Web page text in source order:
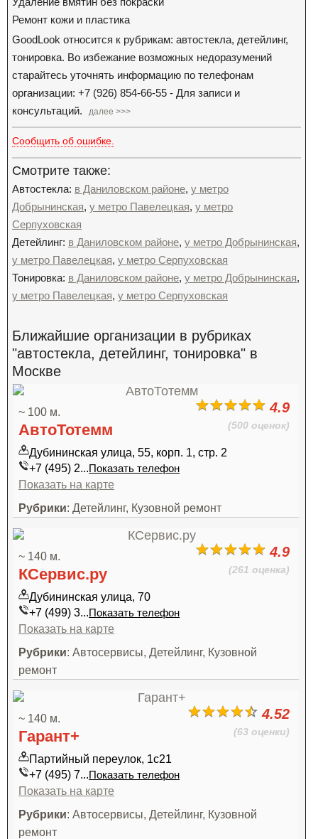
Ремонт кожи и пластика
GoodLook относится к рубрикам: автостекла, детейлинг,
тонировка. Во избежание возможных недоразумений
старайтесь уточнять информацию по телефонам
организации: +7 (926) 854-66-55 - Для записи и
консультаций.
далее >>>
Сообщить об ошибке.
Смотрите также:
Автостекла: в Даниловском районе, у метро
Добрынинская, у метро Павелецкая, у метро
Серпуховская
Детейлинг: в Даниловском районе, у метро Добрынинская,
у метро Павелецкая, у метро Серпуховская
Тонировка: в Даниловском районе, у метро Добрынинская,
у метро Павелецкая, у метро Серпуховская
Ближайшие организации в рубриках
"автостекла, детейлинг, тонировка" в
Москве
4.9
(500 оценок)
~ 100 м.
АвтоТотемм
Дубининская улица, 55, корп. 1, стр. 2
+7 (495) 2...Показать телефон
Показать на карте
Рубрики: Детейлинг, Кузовной ремонт
4.9
(261 оценка)
~ 140 м.
КСервис.ру
Дубининская улица, 70
+7 (499) 3...Показать телефон
Показать на карте
Рубрики: Автосервисы, Детейлинг, Кузовной
ремонт
4.52
(63 оценки)
~ 140 м.
Гарант+
Партийный переулок, 1с21
+7 (495) 7...Показать телефон
Показать на карте
Рубрики: Автосервисы, Детейлинг, Кузовной
ремонт